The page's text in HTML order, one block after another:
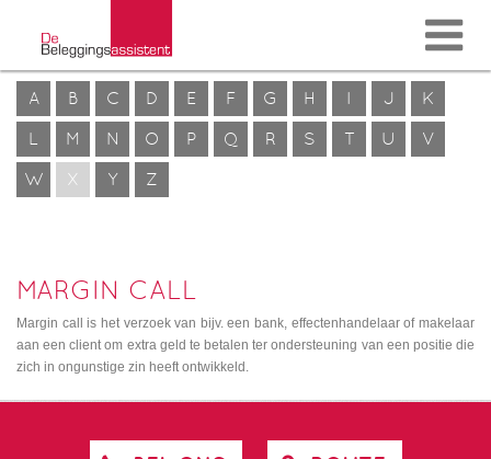
A B C D E F G H I J
K
L
M N O P Q R S T U
V
W
X Y Z
MARGIN CALL
Margin call is het verzoek van bijv. een bank, effectenhandelaar of makelaar
aan een client om extra geld te betalen ter ondersteuning van een positie die
zich in ongunstige zin heeft ontwikkeld.